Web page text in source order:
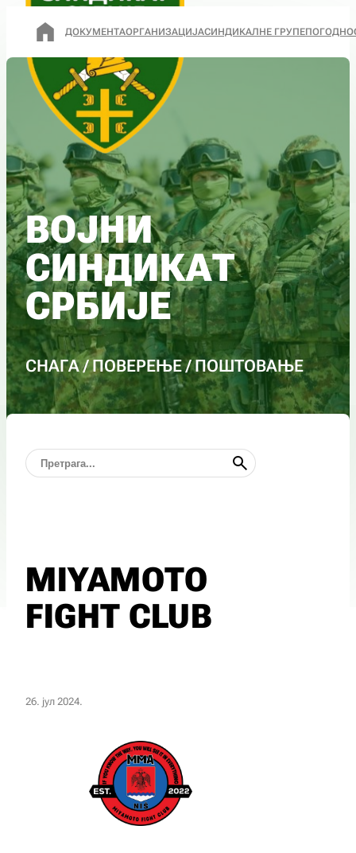
ДОКУМЕНТАОРГАНИЗАЦИЈАСИНДИКАЛНЕ ГРУПЕ
ВОЈНИ
СИНДИКАТ
СРБИЈЕ
СНАГА / ПОВЕРЕЊЕ / ПОШТОВАЊЕ
MIYAMOTO
FIGHT CLUB
26. јул 2024.